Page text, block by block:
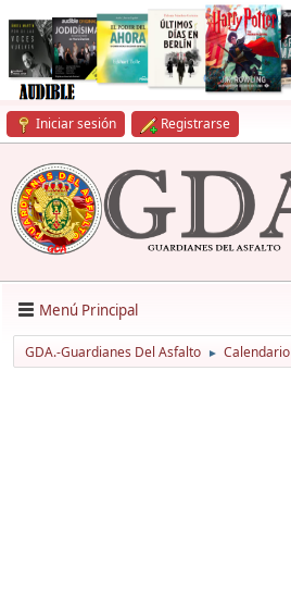
Iniciar sesión Registrarse
Menú Principal
GDA.-Guardianes Del Asfalto ► Calendario